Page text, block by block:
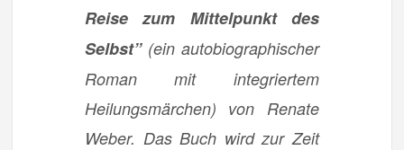
Reise zum Mittelpunkt des
Selbst”(ein autobiographischer
Roman mit integriertem
Heilungsmärchen) von Renate
Weber. Das Buch wird zur Zeit